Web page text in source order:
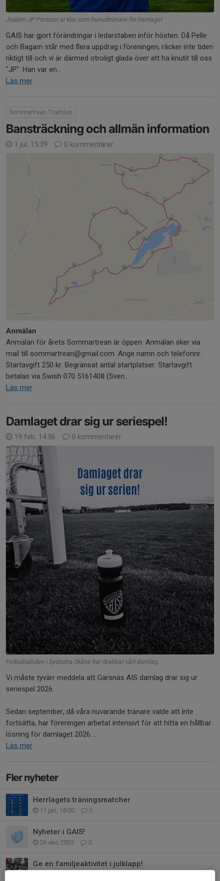
Joakim JP Persson är klar som huvudtränare för herrlaget
GAIS har gjort förändringar i ledarstaben inför hösten. Då Pelle
och Bagarn står med flera uppdrag i föreningen, räcker inte tiden
riktigt till och vi är därmed otroligt glada över att ha knutit till oss
"JP". Han var en...
Läs mer
Sommartrean Triathlon
Bansträckning och allmän information
1 jul, 15:39 0 kommentarer
Anmälan
Anmälan för årets Sommartrean är öppen. Anmälan sker via
mail till sommartrean@gmail.com. Ange namn och telefonnr.
Startavgift 250 kr. Begränsat antal startplatser. Startavgift
betalas via Swish 070 5161408 (Sven...
Läs mer
Damlaget drar sig ur seriespel!
19 feb, 14:56 0 kommentarer
Fotbollsdöden i Sydöstra Skåne har drabbat vårt damlag...
Vi måste tyvärr meddela att Gärsnäs AIS damlag drar sig ur
seriespel 2026.
Sedan september, då våra nuvarande tränare valde att inte
fortsätta, har föreningen arbetat intensivt för att hitta en hållbar
lösning för damlaget 2026....
Läs mer
Fler nyheter
Herrlagets träningsmatcher
11 jan, 18:00 0
Nyheter i GAIS!
26 dec 2025 0
Ge en familjeaktivitet i julklapp!